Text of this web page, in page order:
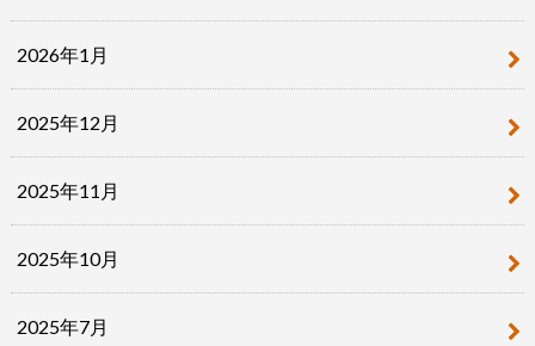
2026年1月
2025年12月
2025年11月
2025年10月
2025年7月